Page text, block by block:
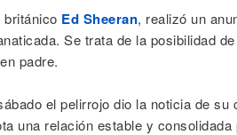
británico Ed Sheeran, realizó un
Se trata de la posibilidad
padre.
el pelirrojo dio la noticia de
una relación estable y